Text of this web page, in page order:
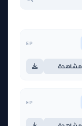
EP
مشاهدة
EP